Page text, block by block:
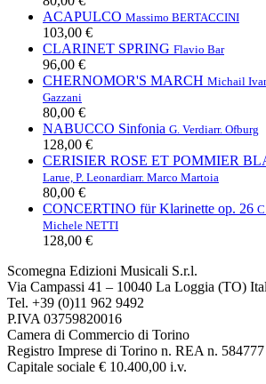
ACAPULCO Massimo BERTACCINI
103,00 €
CLARINET SPRING Flavio Bar
96,00 €
CHERNOMOR'S MARCH Michail
Gazzani
80,00 €
NABUCCO Sinfonia G. Verdiarr. Ofburg
128,00 €
CERISIER ROSE ET POMMIER
Larue, P. Leonardiarr. Marco Martoia
80,00 €
CONCERTINO für Klarinette op. 26
Michele NETTI
128,00 €
Scomegna Edizioni Musicali S.r.l.
Via Campassi 41 – 10040 La Loggia (TO)
Tel. +39 (0)11 962 9492
P.IVA 03759820016
Camera di Commercio di Torino
Registro Imprese di Torino n. REA n. 584777
Capitale sociale € 10.400,00 i.v.